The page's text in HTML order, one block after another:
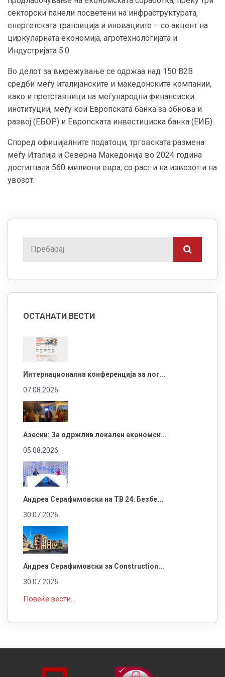
секторски панели посветени на инфраструктурата,
енергетската транзиција и иновациите – со акцент на
циркуларната економија, агротехнологијата и
Индустријата 5.0.
Во делот за вмрежување се одржаа над 150 B2B
средби меѓу италијанските и македонските компании,
како и претставници на меѓународни финансиски
институции, меѓу кои Европската банка за обнова и
развој (ЕБОР) и Европската инвестициска банка (ЕИБ).
Според официјалните податоци, трговската размена
меѓу Италија и Северна Македонија во 2024 година
достигнала 560 милиони евра, со раст и на извозот и на
увозот.
ОСТАНАТИ ВЕСТИ
Интернационална конференција за лог...
07.08.2026
Азески: За одржлив локален економск...
05.08.2026
Андреа Серафимовски на ТВ 24: Безбе...
30.07.2026
Андреа Серафимовски за Construction...
30.07.2026
Повеќе вести...